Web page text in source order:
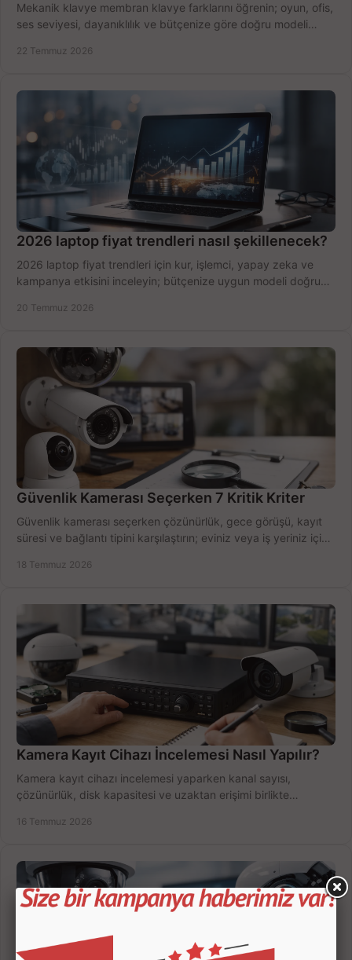
Mekanik klavye membran klavye farklarını öğrenin; oyun, ofis,
ses seviyesi, dayanıklılık ve bütçenize göre doğru modeli
22 Temmuz 2026
2026 laptop fiyat trendleri nasıl şekillenecek?
2026 laptop fiyat trendleri için kur, işlemci, yapay zeka ve
kampanya etkisini inceleyin; bütçenize uygun modeli doğru
20 Temmuz 2026
Güvenlik Kamerası Seçerken 7 Kritik Kriter
Güvenlik kamerası seçerken çözünürlük, gece görüşü, kayıt
süresi ve bağlantı tipini karşılaştırın; eviniz veya iş yeriniz için
18 Temmuz 2026
Kamera Kayıt Cihazı İncelemesi Nasıl Yapılır?
Kamera kayıt cihazı incelemesi yaparken kanal sayısı,
çözünürlük, disk kapasitesi ve uzaktan erişimi birlikte
16 Temmuz 2026